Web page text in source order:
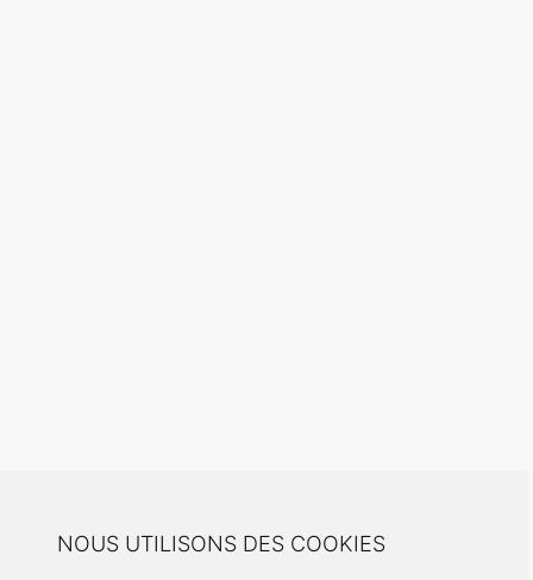
NOUS UTILISONS DES COOKIES